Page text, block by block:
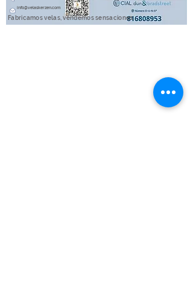
Fabricamos velas, vendemos sensaciones
info@velaskerzen.com​